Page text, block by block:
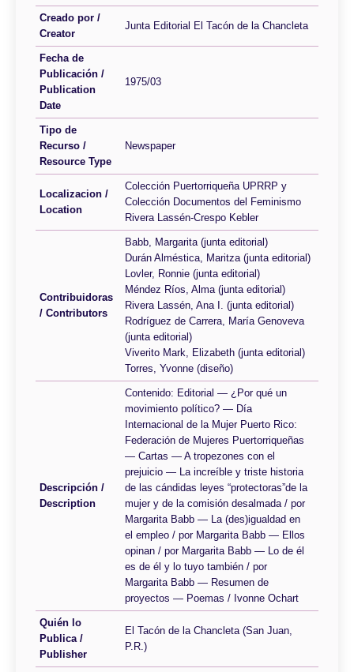
Creado por /
Creator
Junta Editorial El Tacón de la Chancleta
Fecha de
Publicación /
Publication
Date
1975/03
Tipo de
Recurso /
Resource Type
Newspaper
Localizacion /
Location
Colección Puertorriqueña UPRRP y
Colección Documentos del Feminismo
Rivera Lassén-Crespo Kebler
Contribuidoras
/ Contributors
Babb, Margarita (junta editorial)
Durán Alméstica, Maritza (junta editorial)
Lovler, Ronnie (junta editorial)
Méndez Ríos, Alma (junta editorial)
Rivera Lassén, Ana I. (junta editorial)
Rodríguez de Carrera, María Genoveva
(junta editorial)
Viverito Mark, Elizabeth (junta editorial)
Torres, Yvonne (diseño)
Descripción /
Description
Contenido: Editorial — ¿Por qué un
movimiento político? — Día
Internacional de la Mujer Puerto Rico:
Federación de Mujeres Puertorriqueñas
— Cartas — A tropezones con el
prejuicio — La increíble y triste historia
de las cándidas leyes “protectoras”de la
mujer y de la comisión desalmada / por
Margarita Babb — La (des)igualdad en
el empleo / por Margarita Babb — Ellos
opinan / por Margarita Babb — Lo de él
es de él y lo tuyo también / por
Margarita Babb — Resumen de
proyectos — Poemas / Ivonne Ochart
Quién lo
Publica /
Publisher
El Tacón de la Chancleta (San Juan,
P.R.)